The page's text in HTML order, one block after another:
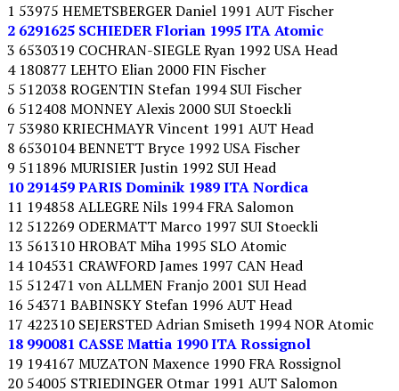
1 53975 HEMETSBERGER Daniel 1991 AUT Fischer
2 6291625 SCHIEDER Florian 1995 ITA Atomic
3 6530319 COCHRAN-SIEGLE Ryan 1992 USA Head
4 180877 LEHTO Elian 2000 FIN Fischer
5 512038 ROGENTIN Stefan 1994 SUI Fischer
6 512408 MONNEY Alexis 2000 SUI Stoeckli
7 53980 KRIECHMAYR Vincent 1991 AUT Head
8 6530104 BENNETT Bryce 1992 USA Fischer
9 511896 MURISIER Justin 1992 SUI Head
10 291459 PARIS Dominik 1989 ITA Nordica
11 194858 ALLEGRE Nils 1994 FRA Salomon
12 512269 ODERMATT Marco 1997 SUI Stoeckli
13 561310 HROBAT Miha 1995 SLO Atomic
14 104531 CRAWFORD James 1997 CAN Head
15 512471 von ALLMEN Franjo 2001 SUI Head
16 54371 BABINSKY Stefan 1996 AUT Head
17 422310 SEJERSTED Adrian Smiseth 1994 NOR Atomic
18 990081 CASSE Mattia 1990 ITA Rossignol
19 194167 MUZATON Maxence 1990 FRA Rossignol
20 54005 STRIEDINGER Otmar 1991 AUT Salomon